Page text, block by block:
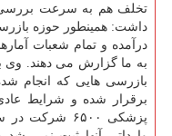
تخلف هم به سرعت
داشت: همینطور حوزه
درآمده و تمام شعبات
به ما گزارش می دهند. وی
بازرسی هایی كه انجام
برقرار شده و شرایط
پزشكی ۶۵۰۰